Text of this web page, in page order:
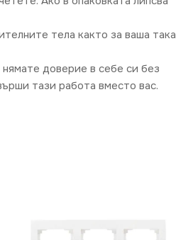
тела както за ваша така
доверие в себе си без
тази работа вместо вас.